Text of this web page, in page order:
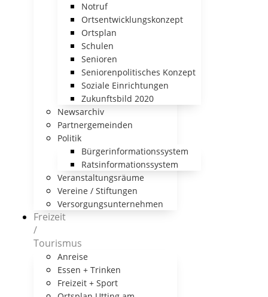
Notruf
Ortsentwicklungskonzept
Ortsplan
Schulen
Senioren
Seniorenpolitisches Konzept
Soziale Einrichtungen
Zukunftsbild 2020
Newsarchiv
Partnergemeinden
Politik
Bürgerinformationssystem
Ratsinformationssystem
Veranstaltungsräume
Vereine / Stiftungen
Versorgungsunternehmen
Freizeit
/
Tourismus
Anreise
Essen + Trinken
Freizeit + Sport